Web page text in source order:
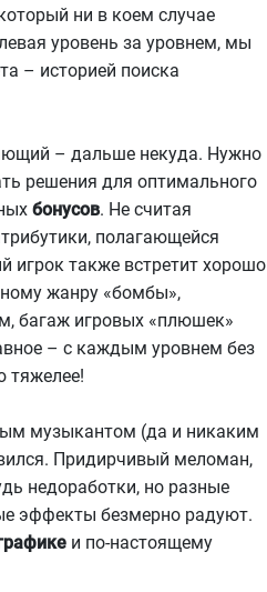
ни в коем случае
уровень за уровнем, мы
– историей поиска
– дальше некуда. Нужно
решения для оптимального
бонусов. Не считая
полагающейся
также встретит хорошо
жанру «бомбы»,
багаж игровых «плюшек»
– с каждым уровнем без
тяжелее!
музыкантом (да и никаким
Придирчивый меломан,
недоработки, но разные
эффекты безмерно радуют.
и по-настоящему